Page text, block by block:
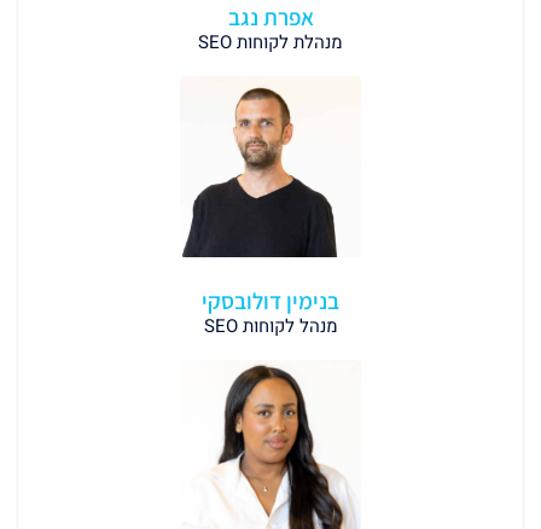
אפרת נגב
מנהלת לקוחות SEO
בנימין דולובסקי
מנהל לקוחות SEO